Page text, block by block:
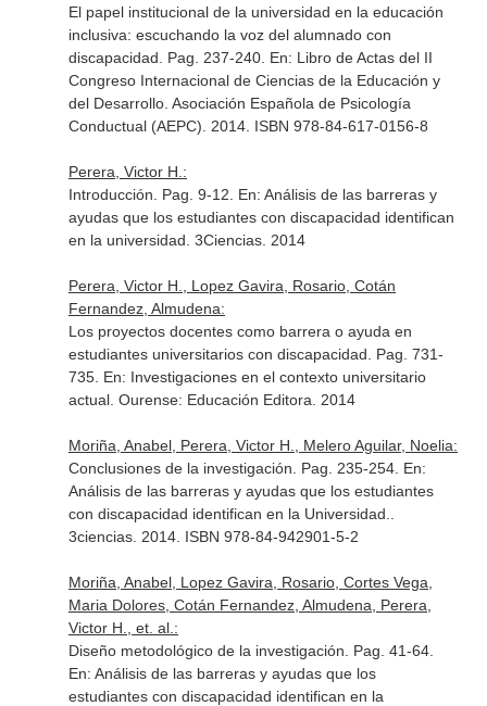
El papel institucional de la universidad en la educación
inclusiva: escuchando la voz del alumnado con
discapacidad. Pag. 237-240. En: Libro de Actas del II
Congreso Internacional de Ciencias de la Educación y
del Desarrollo. Asociación Española de Psicología
Conductual (AEPC). 2014. ISBN 978-84-617-0156-8
Perera, Victor H.:
Introducción. Pag. 9-12. En: Análisis de las barreras y
ayudas que los estudiantes con discapacidad identifican
en la universidad . 3Ciencias. 2014
Perera, Victor H., Lopez Gavira, Rosario, Cotán
Fernandez, Almudena:
Los proyectos docentes como barrera o ayuda en
estudiantes universitarios con discapacidad. Pag. 731-
735. En: Investigaciones en el contexto universitario
actual. Ourense: Educación Editora. 2014
Moriña, Anabel, Perera, Victor H., Melero Aguilar, Noelia:
Conclusiones de la investigación. Pag. 235-254. En:
Análisis de las barreras y ayudas que los estudiantes
con discapacidad identifican en la Universidad.
3ciencias. 2014. ISBN 978-84-942901-5-2
Moriña, Anabel, Lopez Gavira, Rosario, Cortes Vega,
Maria Dolores, Cotán Fernandez, Almudena, Perera,
Victor H., et. al.:
Diseño metodológico de la investigación. Pag. 41-64.
En: Análisis de las barreras y ayudas que los
estudiantes con discapacidad identifican en la